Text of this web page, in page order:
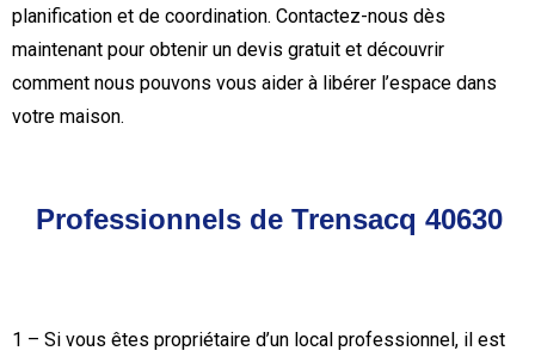
planification et de coordination. Contactez-nous dès
maintenant pour obtenir un devis gratuit et découvrir
comment nous pouvons vous aider à libérer l’espace dans
votre maison.
Professionnels de Trensacq 40630
1 – Si vous êtes propriétaire d’un local professionnel, il est